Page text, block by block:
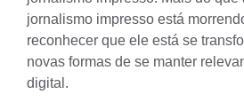
jornalismo impresso está
reconhecer que ele está se
novas formas de se manter
digital.